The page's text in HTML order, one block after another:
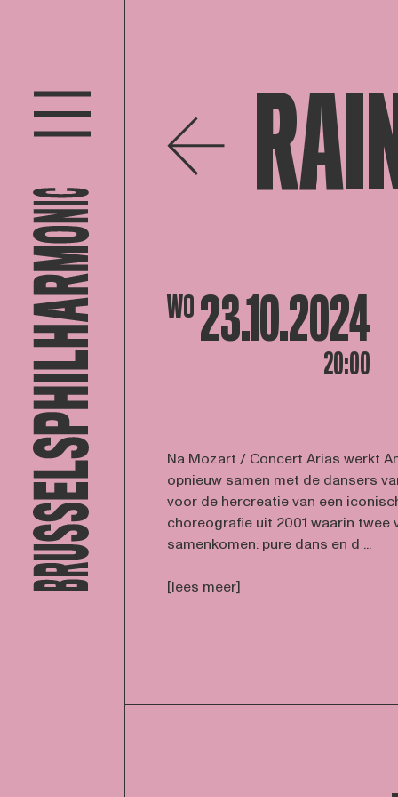
RAIN
WO 23.10.2024
20:00
Na Mozart / Concert Arias werkt
opnieuw samen met de dansers
voor de hercreatie van een
choreografie uit 2001 waarin twee
samenkomen: pure dans en d ...
[lees meer]